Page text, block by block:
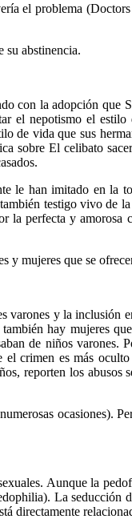
el problema
su abstinencia.
con la adopción que
el nepotismo el
de vida que sus
sobre El celibato
le han imitado en la
testigo vivo de
perfecta y
mujeres que se
y la inclusión
hay mujeres
de niños varones.
crimen es más
reporten los abusos
ocasiones).
Aunque la
La seducción
directamente